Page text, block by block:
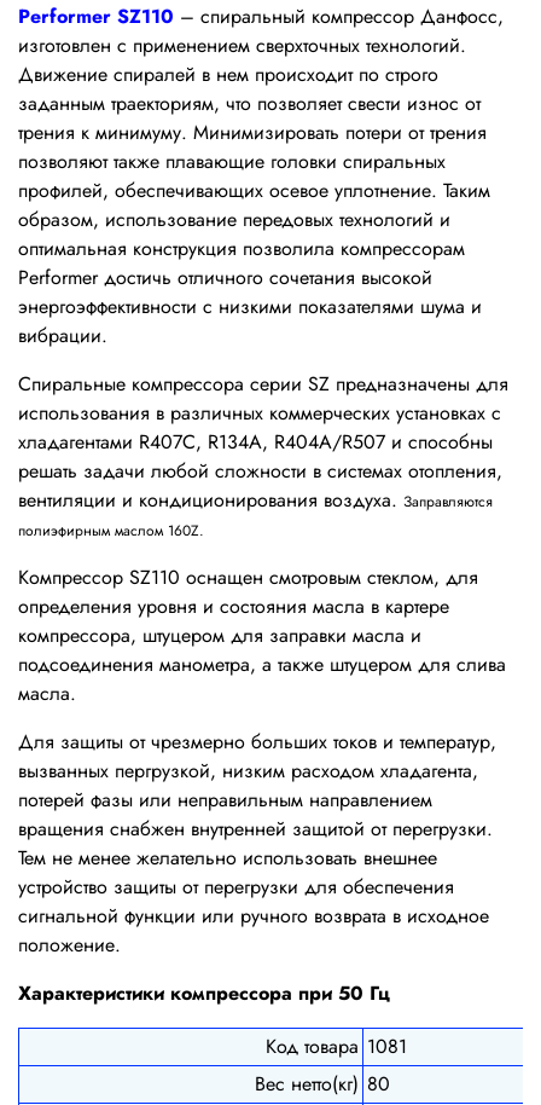
Performer SZ110 – спиральный компрессор Данфосс,
изготовлен с применением сверхточных технологий.
Движение спиралей в нем происходит по строго
заданным траекториям, что позволяет свести износ от
трения к минимуму. Минимизировать потери от трения
позволяют также плавающие головки спиральных
профилей, обеспечивающих осевое уплотнение. Таким
образом, использование передовых технологий и
оптимальная конструкция позволила компрессорам
Performer достичь отличного сочетания высокой
энергоэффективности с низкими показателями шума и
вибрации.
Спиральные компрессора cерии SZ предназначены для
использования в различных коммерческих установках с
хладагентами R407C, R134A, R404A/R507 и способны
решать задачи любой сложности в системах отопления,
вентиляции и кондиционирования воздуха. Заправляются
полиэфирным маслом 160Z.
Компрессор SZ110 оснащен смотровым стеклом, для
определения уровня и состояния масла в картере
компрессора, штуцером для заправки масла и
подсоединения манометра, а также штуцером для слива
масла.
Для защиты от чрезмерно больших токов и температур,
вызванных пергрузкой, низким расходом хладагента,
потерей фазы или неправильным направлением
вращения снабжен внутренней защитой от перегрузки.
Тем не менее желательно использовать внешнее
устройство защиты от перегрузки для обеспечения
сигнальной функции или ручного возврата в исходное
положение.
Характеристики компрессора при 50 Гц
Код товара 1081
Вес нетто(кг) 80